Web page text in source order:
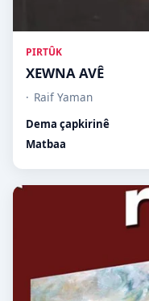
PIRTÛK
XEWNA AVÊ
Raif Yaman
Dema çapkirinê
Matbaa